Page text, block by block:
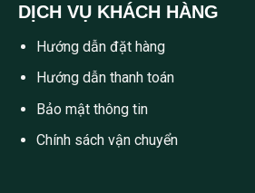
DỊCH VỤ KHÁCH HÀNG
Hướng dẫn đặt hàng
Hướng dẫn thanh toán
Bảo mật thông tin
Chính sách vận chuyển